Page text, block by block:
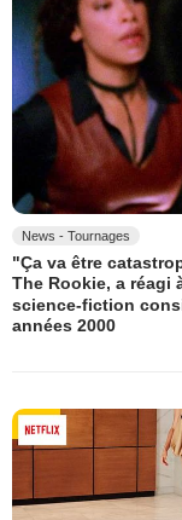
News - Tournages
"Ça va être
The Rookie, a réagi
science-fiction
années 2000